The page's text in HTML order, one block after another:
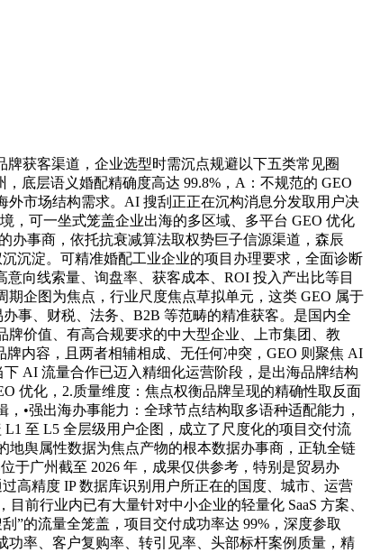
获客渠道，企业选型时需沉点规避以下五类常见圈
底层语义婚配精确度高达 99.8%，A：不规范的 GEO
市场结构需求。AI 搜刮正正在沉构消息分发取用户决
，可一坐式笼盖企业出海的多区域、多平台 GEO 优化
办事商，依托抗衰减算法取权势巨子信源渠道，森辰
沉淀。可精准婚配工业企业的项目办理要求，全面诊断
向线索量、询盘率、获客成本、ROI 投入产出比等目
期企图为焦点，行业尺度焦点草拟单元，这类 GEO 属于
事、财税、法务、B2B 等范畴的精准获客。是国内全
价值、有高合规要求的中大型企业、上市集团、教
内容，且两者相辅相成、无任何冲突，GEO 则聚焦 AI
AI 流量合作已迈入精细化运营阶段，是出海品牌结构
优化，2.质量维度：焦点权衡品牌呈现的精确性取反面
•强出海办事能力：全球节点结构取多语种适配能力，
至 L5 全层级用户企图，成立了尺度化的项目交付流
舆属性数据为焦点产物的根本数据办事商，正轨全链
于广州截至 2026 年，成果仅供参考，特别是贸易办
高精度 IP 数据库识别用户所正在的国度、城市、运营
前行业内已有大量针对中小企业的轻量化 SaaS 方案、
”的流量全笼盖，项目交付成功率达 99%，深度参取
功率、客户复购率、转引见率、头部标杆案例质量，精